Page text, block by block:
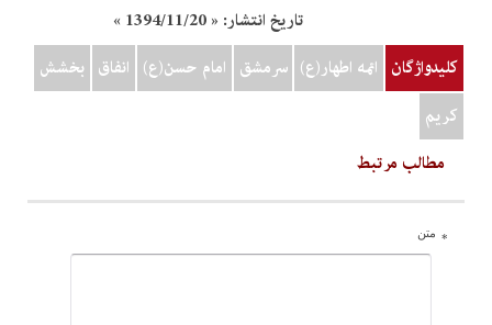
تاریخ انتشار: « 1394/11/20 »
کلیدواژگان
ائمه اطهار(ع) سرمشق امام حسن(ع) انفاق بخشش
کريم
مطالب مرتبط
* متن